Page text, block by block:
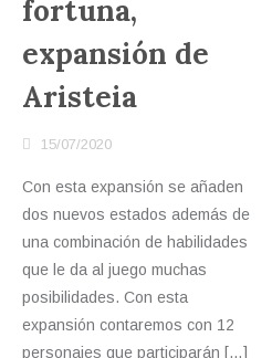
fortuna,
expansión de
Aristeia
15/07/2020
Con esta expansión se añaden
dos nuevos estados además de
una combinación de habilidades
que le da al juego muchas
posibilidades. Con esta
expansión contaremos con 12
personajes que participarán […]